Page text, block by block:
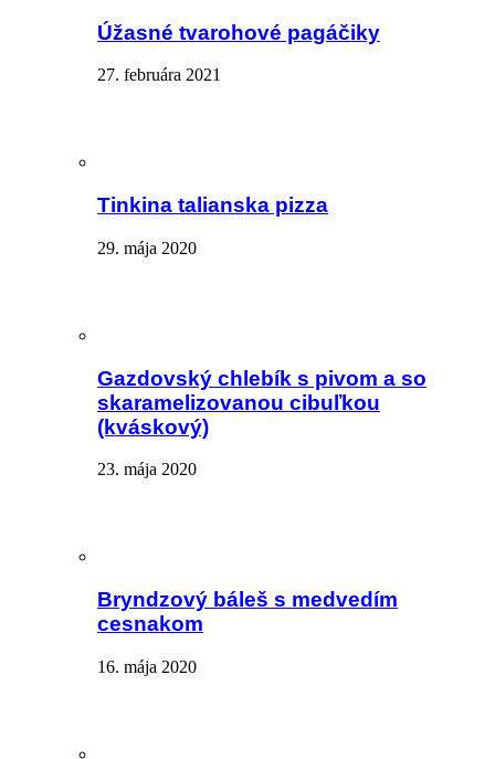
Úžasné tvarohové pagáčiky
27. februára 2021
Tinkina talianska pizza
29. mája 2020
Gazdovský chlebík s pivom a so
skaramelizovanou cibuľkou
(kváskový)
23. mája 2020
Bryndzový báleš s medvedím
cesnakom
16. mája 2020